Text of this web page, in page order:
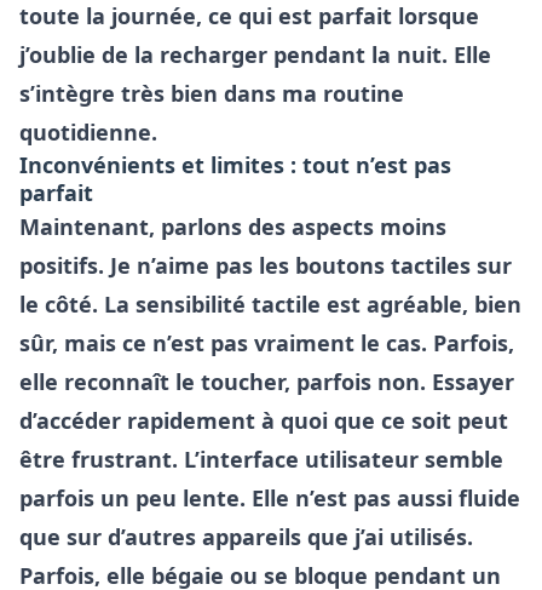
toute la journée, ce qui est parfait lorsque
j’oublie de la recharger pendant la nuit. Elle
s’intègre très bien dans ma routine
quotidienne.
Inconvénients et limites : tout n’est pas
parfait
Maintenant, parlons des aspects moins
positifs. Je n’aime pas les boutons tactiles sur
le côté. La sensibilité tactile est agréable, bien
sûr, mais ce n’est pas vraiment le cas. Parfois,
elle reconnaît le toucher, parfois non. Essayer
d’accéder rapidement à quoi que ce soit peut
être frustrant. L’interface utilisateur semble
parfois un peu lente. Elle n’est pas aussi fluide
que sur d’autres appareils que j’ai utilisés.
Parfois, elle bégaie ou se bloque pendant un